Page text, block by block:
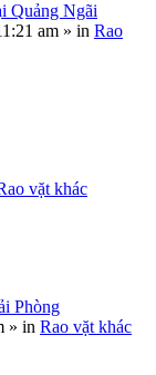
Quảng Ngãi
am » in Rao
vặt khác
Phòng
» in Rao vặt khác